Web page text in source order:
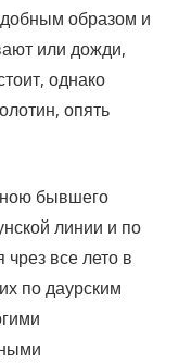
образом и
или дожди,
однако
опять
бывшего
линии и по
все лето в
по даурским